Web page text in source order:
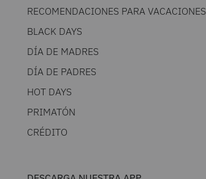
RECOMENDACIONES PARA VACACIONES
BLACK DAYS
DÍA DE MADRES
DÍA DE PADRES
HOT DAYS
PRIMATÓN
CRÉDITO